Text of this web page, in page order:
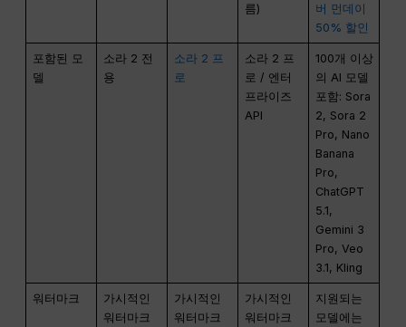
름)
버 먼데이
50% 할인
포함된 모
델
소라 2 전
용
소라 2 프
로
소라 2 프
로 / 엔터
프라이즈
API
100개 이상
의 AI 모델
포함: Sora
2, Sora 2
Pro, Nano
Banana
Pro,
ChatGPT
5.1,
Gemini 3
Pro, Veo
3.1, Kling
워터마크
가시적인
워터마크
가시적인
워터마크
가시적인
워터마크
지원되는
모델에는